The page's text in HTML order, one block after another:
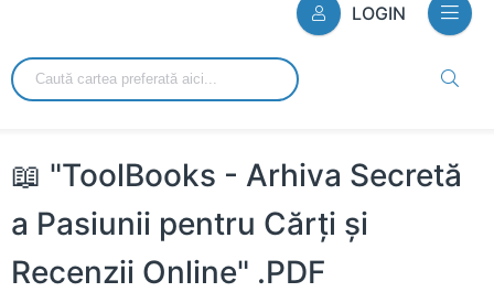
LOGIN
📖 "ToolBooks - Arhiva Secretă
a Pasiunii pentru Cărți și
Recenzii Online" .PDF